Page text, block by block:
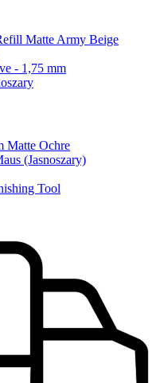
Matte Army Beige
- 1,75 mm
Matte Ochre
(Jasnoszary)
Tool